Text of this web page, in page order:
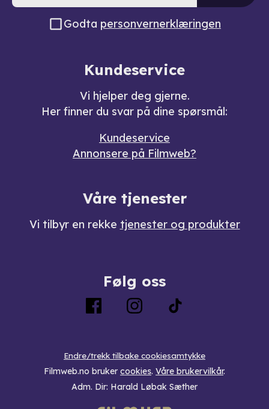
Godta personvernerklæringen
Kundeservice
Vi hjelper deg gjerne.
Her finner du svar på dine spørsmål:
Kundeservice
Annonsere på Filmweb?
Våre tjenester
Vi tilbyr en rekke tjenester og produkter
Følg oss
Endre/trekk tilbake cookiesamtykke
Filmweb.no bruker cookies. Våre brukervilkår.
Adm. Dir: Harald Løbak Sæther